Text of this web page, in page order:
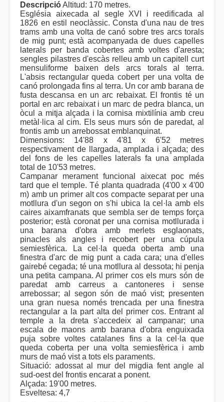
DescripcióAltitud: 170 metres.
Església aixecada al segle XVI i reedificada al
1826 en estil neoclàssic. Consta d'una nau de tres
trams amb una volta de canó sobre tres arcs torals
de mig punt; està acompanyada de dues capelles
laterals per banda cobertes amb voltes d'aresta;
sengles pilastres d'escàs relleu amb un capitell curt
mensuliforme baixen dels arcs torals al terra.
L'absis rectangular queda cobert per una volta de
canó prolongada fins al terra. Un cor amb barana de
fusta descansa en un arc rebaixat. El frontis té un
portal en arc rebaixat i un marc de pedra blanca, un
òcul a mitja alçada i la cornisa mixtilínia amb creu
metàl·lica al cim. Els seus murs són de paredat, al
frontis amb un arrebossat emblanquinat.
Dimensions: 14'88 x 4'81 x 6'52 metres
respectivament de llargada, amplada i alçada; des
del fons de les capelles laterals fa una amplada
total de 10'53 metres.
Campanar merament funcional aixecat poc més
tard que el temple. Té planta quadrada (4'00 x 4'00
m) amb un primer alt cos compacte separat per una
motllura d'un segon on s'hi ubica la cel·la amb els
caires aixamfranats que sembla ser de temps força
posterior; està coronat per una cornisa motllurada i
una barana d'obra amb merlets esglaonats,
pinacles als angles i recobert per una cúpula
semiesfèrica. La cel·la queda oberta amb una
finestra d'arc de mig punt a cada cara; una d'elles
gairebé cegada; té una motllura al dessota; hi penja
una petita campana. Al primer cos els murs són de
paredat amb carreus a cantoneres i sense
arrebossar; al segon són de maó vist; presenten
una gran nuesa només trencada per una finestra
rectangular a la part alta del primer cos. Entrant al
temple a la dreta s'accedeix al campanar; una
escala de maons amb barana d'obra enguixada
puja sobre voltes catalanes fins a la cel·la que
queda coberta per una volta semiesfèrica i amb
murs de maó vist a tots els paraments.
Situació: adossat al mur del migdia fent angle al
sud-oest del frontis encarat a ponent.
Alçada: 19'00 metres.
Esveltesa: 4,7